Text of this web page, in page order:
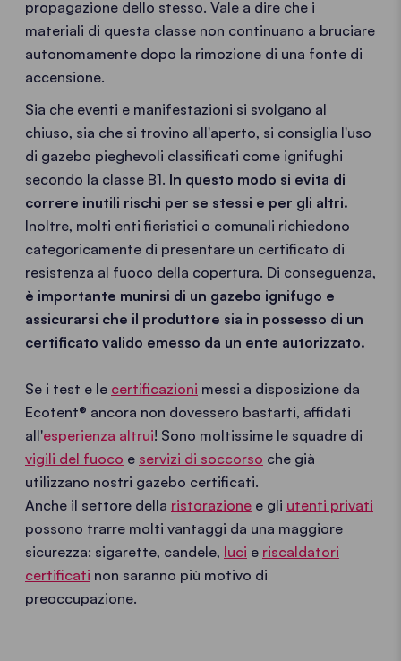
propagazione dello stesso. Vale a dire che i
materiali di questa classe non continuano a bruciare
autonomamente dopo la rimozione di una fonte di
accensione.
Sia che eventi e manifestazioni si svolgano al
chiuso, sia che si trovino all'aperto, si consiglia l'uso
di gazebo pieghevoli classificati come ignifughi
secondo la classe B1. In questo modo si evita di
correre inutili rischi per se stessi e per gli altri.
Inoltre, molti enti fieristici o comunali richiedono
categoricamente di presentare un certificato di
resistenza al fuoco della copertura. Di conseguenza,
è importante munirsi di un gazebo ignifugo e
assicurarsi che il produttore sia in possesso di un
certificato valido emesso da un ente autorizzato.
Se i test e le certificazioni messi a disposizione da
Ecotent® ancora non dovessero bastarti, affidati
all'esperienza altrui! Sono moltissime le squadre di
vigili del fuoco e servizi di soccorso che già
utilizzano nostri gazebo certificati.
Anche il settore della ristorazione e gli utenti privati
possono trarre molti vantaggi da una maggiore
sicurezza: sigarette, candele, luci e riscaldatori
certificati non saranno più motivo di
preoccupazione.